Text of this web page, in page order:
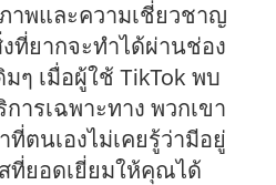
าพและความเชี่ยวชาญ
ที่ยากจะทำได้ผ่านช่อง
ๆ เมื่อผู้ใช้ TikTok พบ
ารเฉพาะทาง พวกเขา
ตนเองไม่เคยรู้ว่ามีอยู่
ที่ยอดเยี่ยมให้คุณได้